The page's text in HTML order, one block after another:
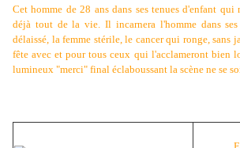
Cet homme de 28 ans dans ses tenues d'enfant
déjà tout de la vie. Il incarnera l'homme dans
délaissé, la femme stérile, le cancer qui ronge, sans
fête avec et pour tous ceux qui l'acclameront bien
lumineux "merci" final éclaboussant la scène ne se